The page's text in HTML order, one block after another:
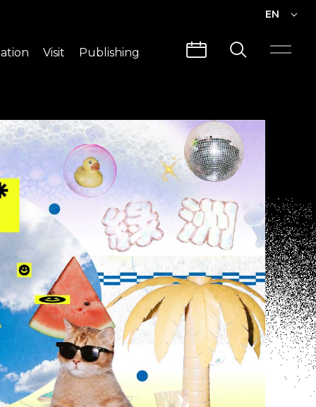
EN
Visit
Traffic & Map
Architecture
Guided Tours
Publishing
Videos
Publications